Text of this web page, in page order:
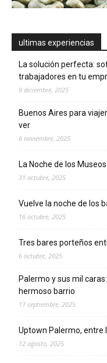
ultimas experiencias
La solución perfecta:
trabajadores en tu
9 diciembre, 2025
Buenos Aires para
ver
6 noviembre, 2025
La Noche de los
31 octubre, 2025
Vuelve la noche de los
16 octubre, 2025
Tres bares porteños
6 octubre, 2025
Palermo y sus mil
hermoso barrio
17 septiembre, 2025
Uptown Palermo, entre
12 agosto, 2025